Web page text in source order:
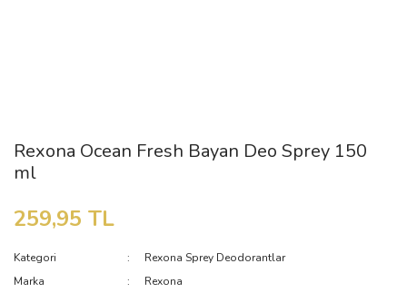
Rexona Ocean Fresh Bayan Deo Sprey 150
ml
259,95 TL
Kategori
Rexona Sprey Deodorantlar
Marka
Rexona